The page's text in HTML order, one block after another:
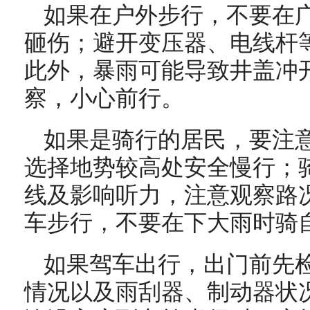
如果在户外步行 ，不要在
砸伤；避开变压器、电线杆
此外，暴雨可能导致井盖冲
察，小心前行。
如果是骑行的居民，要注
选择地势较高处安全慢行；
线及影响听力，注意观察路
车步行，不要在下大雨时骑
如果驾车出行，出门前先
情况以及雨刮器、制动器状